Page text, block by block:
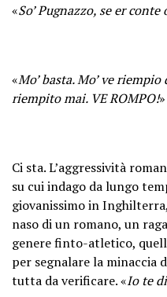
«So’ Pugnazzo, se er
«Mo’ basta. Mo’ ve
riempito mai. VE ROMPO!»
Ci sta. L’aggressività
su cui indago da lungo
giovanissimo in
naso di un romano, un
genere finto-atletico,
per segnalare la minaccia
tutta da verificare. «Io te